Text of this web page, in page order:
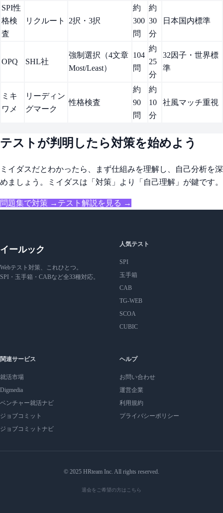
SPI性
格検
査
リクルート 2択・3択
約
300
問
約
30
分
日本国内標準
OPQ SHL社
強制選択（4文章
Most/Least）
104
問
約
25
分
32因子・世界標
準
ミキ
ワメ
リーディン
グマーク
性格検査
約
90
問
約
10
分
社風マッチ重視
テストが判明したら対策を始めよう
ミイダスだとわかったら、まず仕組みを理解し、自己分析を深
めましょう。ミイダスは「対策」より「自己理解」が鍵です。
問題集で対策 → テスト解説を見る →
イールック
Webテスト対策、これひとつ。
SPI・玉手箱・CABなど全33種対応。
人気テスト
SPI
玉手箱
CAB
TG-WEB
SCOA
CUBIC
関連サービス
就活市場
Digmedia
ベンチャー就活ナビ
ジョブコミット
ジョブコミットナビ
ヘルプ
お問い合わせ
運営企業
利用規約
プライバシーポリシー
© 2025 HRteam Inc. All rights reserved.
退会をご希望の方はこちら